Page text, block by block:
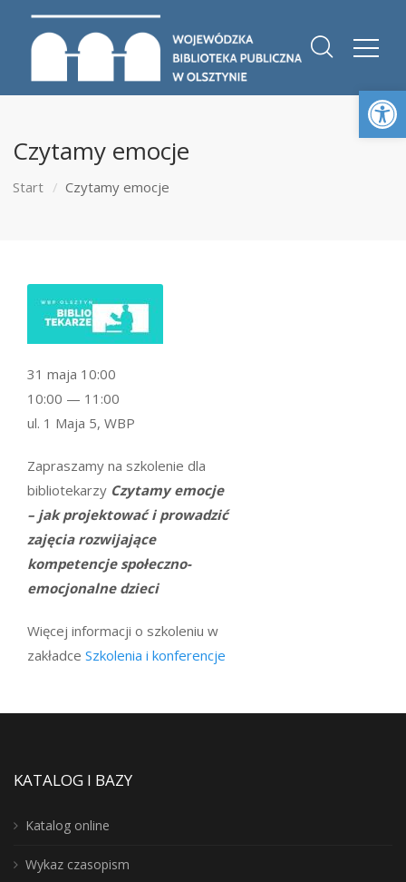
Czytamy emocje
Start Czytamy emocje
Zapraszamy na szkolenie dla
bibliotekarzy Czytamy emocje
– jak projektować i prowadzić
zajęcia rozwijające
kompetencje społeczno-
emocjonalne dzieci
Więcej informacji o szkoleniu w
zakładce Szkolenia i konferencje
31 maja 10:00
10:00 — 11:00
ul. 1 Maja 5, WBP
KATALOG I BAZY
Katalog online
Wykaz czasopism